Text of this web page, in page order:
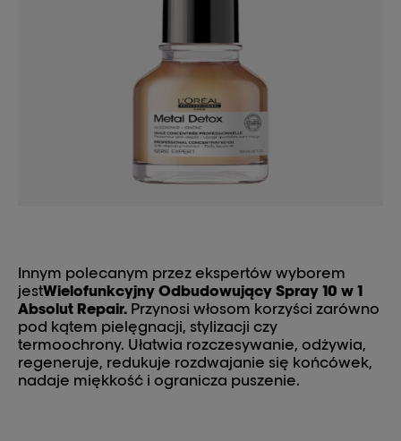
Innym polecanym przez ekspertów wyborem
jestWielofunkcyjny Odbudowujący Spray 10 w 1
Absolut Repair. Przynosi włosom korzyści zarówno
pod kątem pielęgnacji, stylizacji czy
termoochrony. Ułatwia rozczesywanie, odżywia,
regeneruje, redukuje rozdwajanie się końcówek,
nadaje miękkość i ogranicza puszenie.